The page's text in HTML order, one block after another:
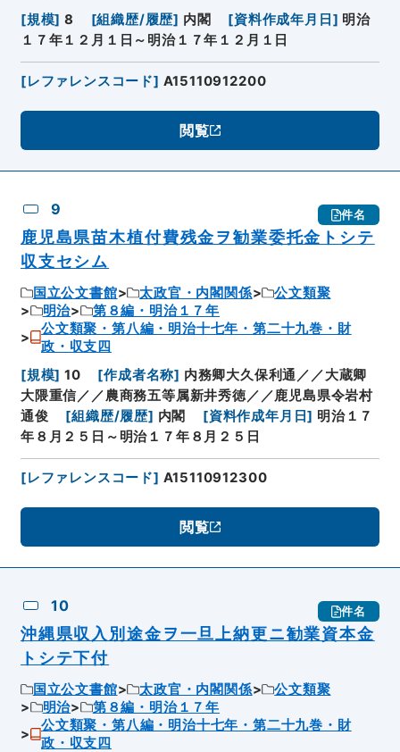
[規模] 8 [組織歴/履歴] 内閣 [資料作成年月日 ] 明治
１７年１２月１日～明治１７年１２月１日
[レファレンスコード] A15110912200
閲覧
9 件名
鹿児島県苗木植付費残金ヲ勧業委托金トシテ
収支セシム
国立公文書館 太政官・内閣関係
公文類聚
明治
第８編・明治１７年
公文類聚・第八編・明治十七年・第二十九巻・財
政・収支四
[規模] 10 [作成者名称] 内務卿大久保利通／／大蔵卿
大隈重信／／農商務五等属新井秀徳／／鹿児島県令岩村
通俊
[組織歴/履歴] 内閣 [資料作成年月日] 明治１７
年８月２５日～明治１７年８月２５日
[レファレンスコード] A15110912300
閲覧
10 件名
沖縄県収入別途金ヲ一旦上納更ニ勧業資本金
トシテ下付
国立公文書館 太政官・内閣関係
公文類聚
明治
第８編・明治１７年
公文類聚・第八編・明治十七年・第二十九巻・財
政・収支四